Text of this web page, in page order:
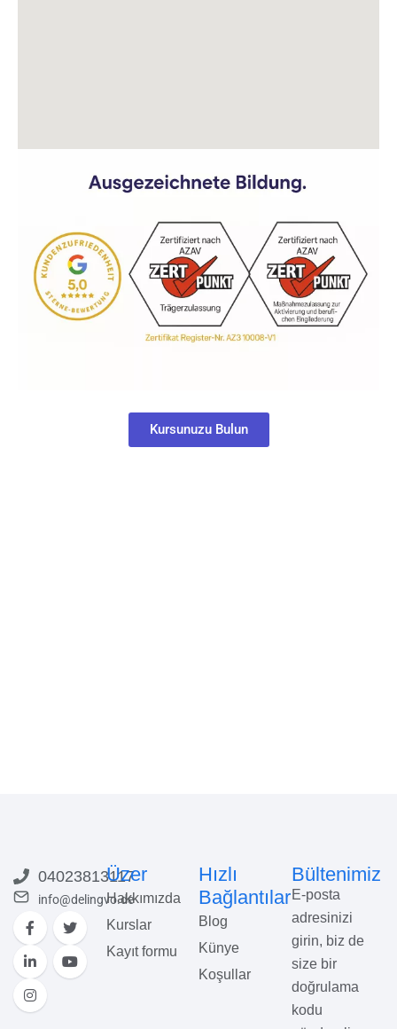
Kursunuzu Bulun
04023813117
info@delingvo.de
Üzer
Hakkımızda
Kurslar
Kayıt formu
Hızlı
Bağlantılar
Blog
Künye
Koşullar
Bültenimiz
E-posta
adresinizi
girin, biz de
size bir
doğrulama
kodu